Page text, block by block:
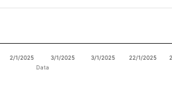
Data
2/1/2025 3/1/2025 3/1/2025 22/1/2025